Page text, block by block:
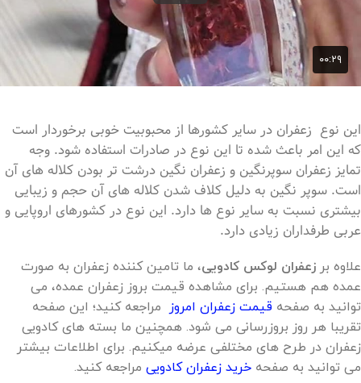
این نوع زعفران در سایر کشورها از محبوبیت خوبی برخوردار است
که این امر باعث شده تا این نوع در صادرات استفاده شود. وجه
تمایز زعفران سوپرنگین و زعفران نگین درشت تر بودن کلاله های آن
است. سوپر نگین به دلیل کلاف شدن کلاله های آن حجم و زیبایی
بیشتری نسبت به سایر نوع ها دارد. این نوع در کشورهای اروپایی و
عربی طرفداران زیادی دارد.
علاوه بر زعفران لوکس کادویی، ما تامین کننده زعفران به صورت
عمده هم هستیم. برای مشاهده قیمت بروز زعفران عمده، می
توانید به صفحه قیمت زعفران امروز
مراجعه کنید؛ این صفحه
تقریبا هر روز بروزرسانی می شود. همچنین ما بسته های کادویی
زعفران در طرح های مختلفی عرضه میکنیم. برای اطلاعات بیشتر
می توانید به صفحه خرید زعفران کادویی مراجعه کنید.